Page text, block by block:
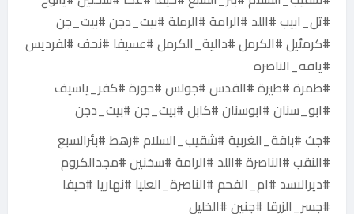
#تل_ابيب #اللد #الرامة #الرملة #بيت_دجن #بيت_جن
#كرمئيل #الكرمل #دالية_الكرمل #عسيفا #نحف #لفرديس
#يافه_الناصره
#طمرة #طيرة #القدس #جولس #حورة #كفر_ياسيف
#ابو_سنان #ابوسنان #كابل #بيت_جن #بيت_دجن
#جث #باقة_الغربية #شقيب_السلام #رهط #بئرالسبع
#النقب #الناصرة #اللد #الرامة #سخنين #مجدالكروم
#ديرالاسد #ام_الفحم #الناصرة_العليا #نهاريا #حيفا
#جسر_الزرقا #جنين #الخليل